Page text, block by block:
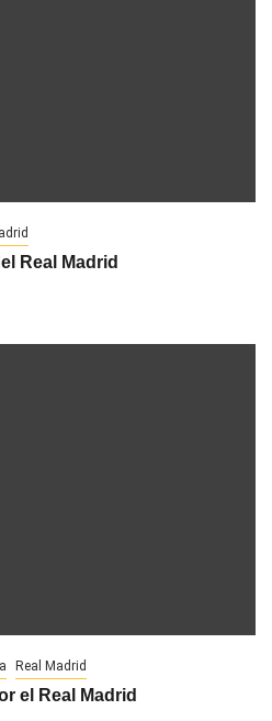
Real Madrid
Real Madrid
el Real Madrid